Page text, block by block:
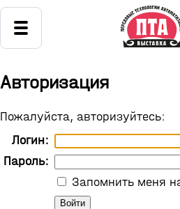
Авторизация
Пожалуйста, авторизуйтесь:
Логин:
Пароль:
Запомнить меня